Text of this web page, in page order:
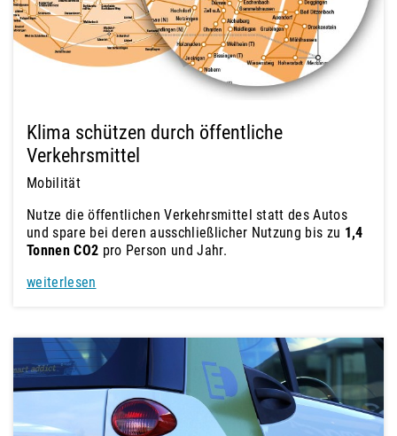
Klima schützen durch öffentliche
Verkehrsmittel
Mobilität
Nutze die öffentlichen Verkehrsmittel statt des Autos
und spare bei deren ausschließlicher Nutzung bis zu 1,4
Tonnen CO2 pro Person und Jahr.
weiterlesen